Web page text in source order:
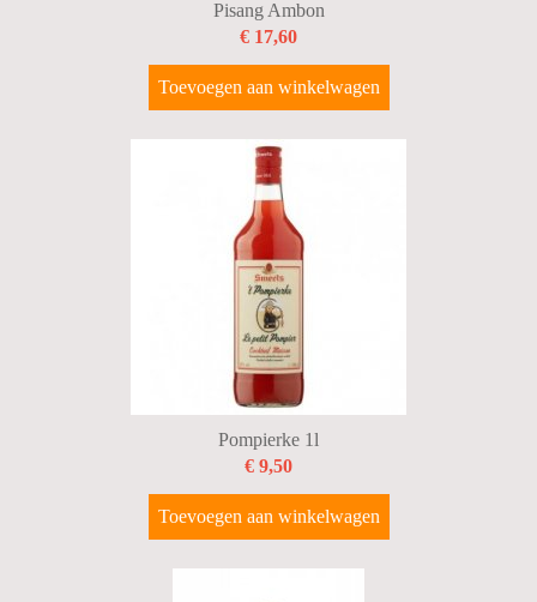
Pisang Ambon
€ 17,60
Toevoegen aan winkelwagen
Pompierke 1l
€ 9,50
Toevoegen aan winkelwagen